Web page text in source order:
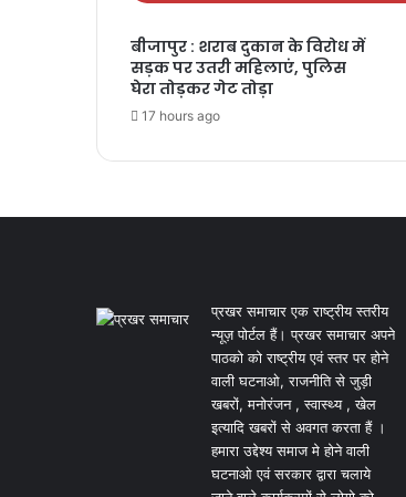
बीजापुर : शराब दुकान के विरोध में
सड़क पर उतरी महिलाएं, पुलिस
घेरा तोड़कर गेट तोड़ा
17 hours ago
प्रखर समाचार एक राष्ट्रीय स्तरीय
न्यूज़ पोर्टल हैं। प्रखर समाचार अपने
पाठको को राष्ट्रीय एवं स्तर पर होने
वाली घटनाओ, राजनीति से जुड़ी
खबरों, मनोरंजन , स्वास्थ्य , खेल
इत्यादि खबरों से अवगत करता हैं ।
हमारा उद्देश्य समाज मे होने वाली
घटनाओ एवं सरकार द्वारा चलाये